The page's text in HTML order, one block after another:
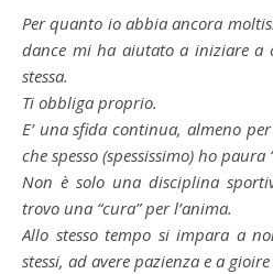
Per quanto io abbia ancora
dance mi ha aiutato a iniziare a
stessa.
Ti obbliga proprio.
E’ una sfida continua, almeno
che spesso (spessissimo) ho
Non è solo una disciplina
trovo una “cura” per l’anima.
Allo stesso tempo si impara a
stessi, ad avere pazienza e a